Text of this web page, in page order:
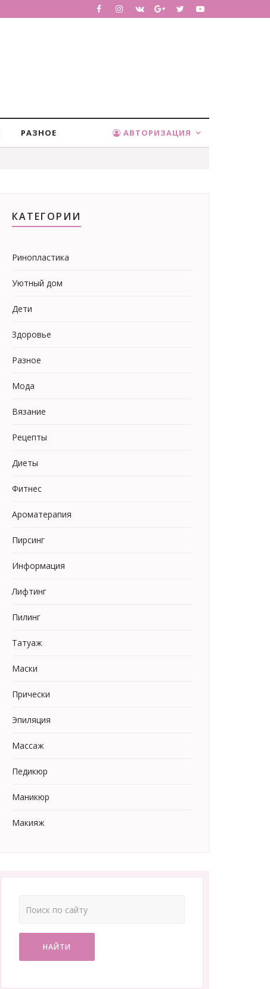
РАЗНОЕ АВТОРИЗАЦИЯ
КАТЕГОРИИ
Ринопластика
Уютный дом
Дети
Здоровье
Разное
Мода
Вязание
Рецепты
Диеты
Фитнес
Ароматерапия
Пирсинг
Информация
Лифтинг
Пилинг
Татуаж
Маски
Прически
Эпиляция
Массаж
Педикюр
Маникюр
Макияж
НАЙТИ